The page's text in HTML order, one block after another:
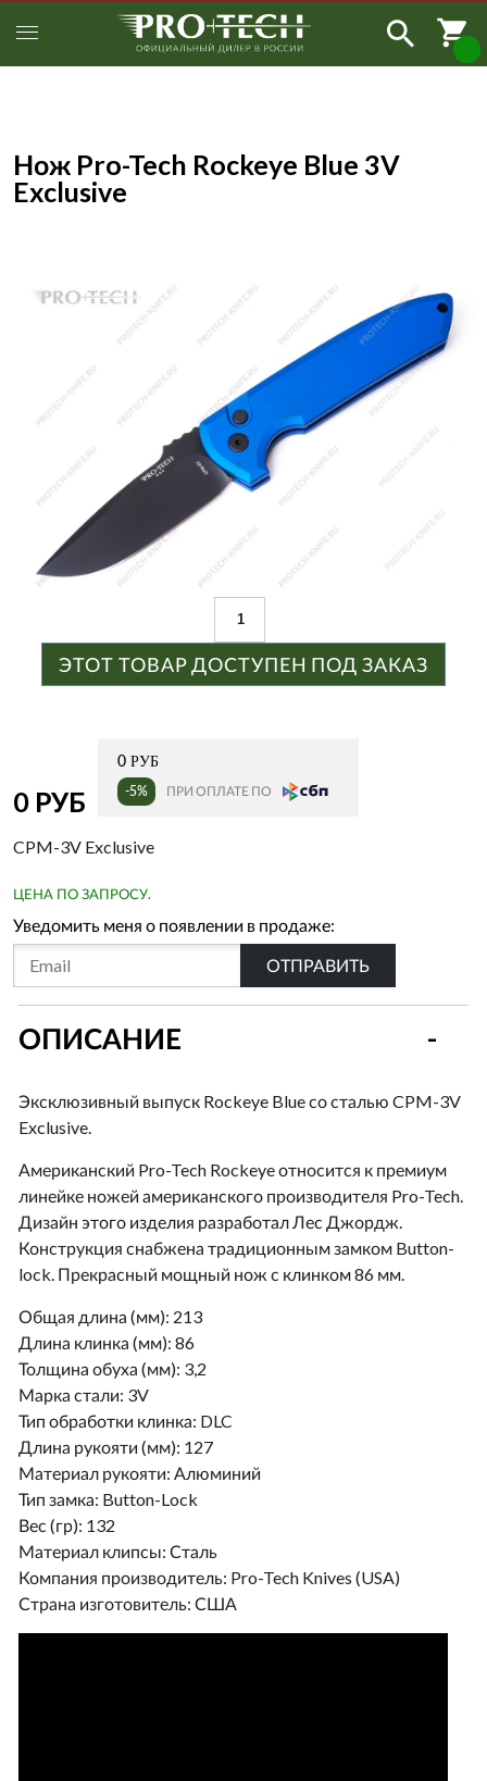
Нож Pro-Tech Rockeye Blue 3V
Exclusive
ЭТОТ ТОВАР ДОСТУПЕН ПОД ЗАКАЗ
0 РУБ
0 РУБ
-5% ПРИ ОПЛАТЕ ПО
CPM-3V Exclusive
ЦЕНА ПО ЗАПРОСУ.
Уведомить меня о появлении в продаже:
ОТПРАВИТЬ
ОПИСАНИЕ
Эксклюзивный выпуск Rockeye Blue со сталью CPM-3V
Exclusive.
Американский Pro-Tech Rockeye относится к премиум
линейке ножей американского производителя Pro-Tech.
Дизайн этого изделия разработал Лес Джордж.
Конструкция снабжена традиционным замком Button-
lock. Прекрасный мощный нож с клинком 86 мм.
Общая длина (мм): 213
Длина клинка (мм): 86
Толщина обуха (мм): 3,2
Марка стали: 3V
Тип обработки клинка: DLC
Длина рукояти (мм): 127
Материал рукояти: Алюминий
Тип замка: Button-Lock
Вес (гр): 132
Материал клипсы: Сталь
Компания производитель: Pro-Tech Knives (USA)
Страна изготовитель: США